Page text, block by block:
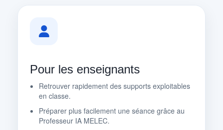
Pour les enseignants
Retrouver rapidement des supports exploitables
en classe.
Préparer plus facilement une séance grâce au
Professeur IA MELEC.